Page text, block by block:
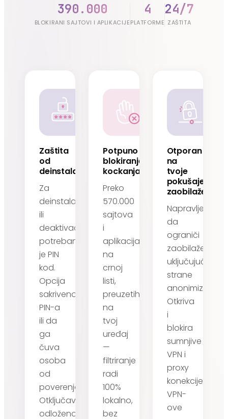
390.000
BLOKIRANI SAJTOVI I APLIKACIJE
4
PLATFORME
24/7
ZAŠTITA
Zaštita
od
deinstalacije
Za
deinstalaciju
ili
deaktivaciju
potreban
je PIN
kod.
Opcija
sakrivenog
PIN-a
ili da
ga
čuva
osoba
od
poverenja.
Otključavanje
odloženo
Potpuno
blokiranje
kockanja
Preko
570.000
sajtova
i
aplikacija
na
crnoj
listi,
preuzetih
na
tvoj
uređaj
—
filtriranje
radi
100%
lokalno,
bez
Otporan
na
tvoje
pokušaje
zaobilaženja
Napravljen
da
ograniči
zaobilaženja,
uključujući
strane
anonimizatore.
Otkriva
i
blokira
sumnjive
VPN i
proxy
konekcije,
VPN-
ove